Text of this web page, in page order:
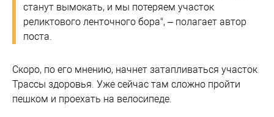
станут вымокать, и мы потеряем участок
реликтового ленточного бора", – полагает автор
поста.
Скоро, по его мнению, начнет затапливаться участок
Трассы здоровья. Уже сейчас там сложно пройти
пешком и проехать на велосипеде.